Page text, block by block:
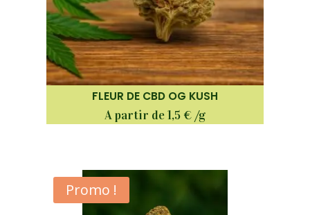
FLEUR DE CBD OG KUSH
A partir de 1,5 € /g
Promo !